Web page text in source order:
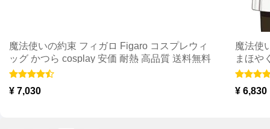
魔法使いの約束 フィガロ Figaro コスプレウィ
ッグ かつら cosplay 安価 耐熱 高品質 送料無料
¥ 7,030
魔法使
まほや
かつら
¥ 6,830